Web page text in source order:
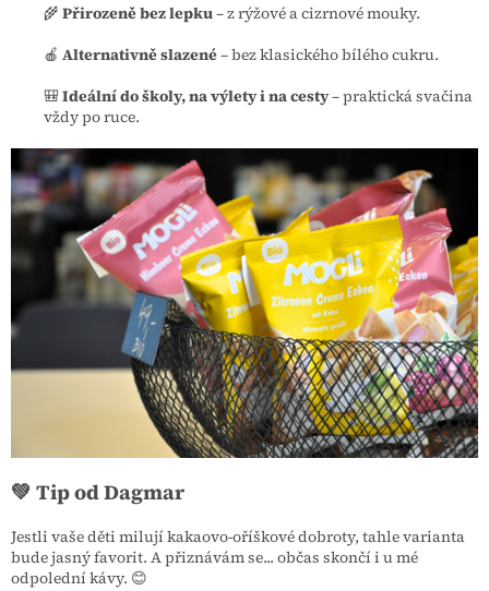
🌾 Přirozeně bez lepku– z rýžové a cizrnové mouky.
🍎 Alternativně slazené– bez klasického bílého cukru.
🎒 Ideální do školy, na výlety i na cesty– praktická svačina
vždy po ruce.
💚 Tip od Dagmar
Jestli vaše děti milují kakaovo-oříškové dobroty, tahle varianta
bude jasný favorit. A přiznávám se... občas skončí i u mé
odpolední kávy. 😊